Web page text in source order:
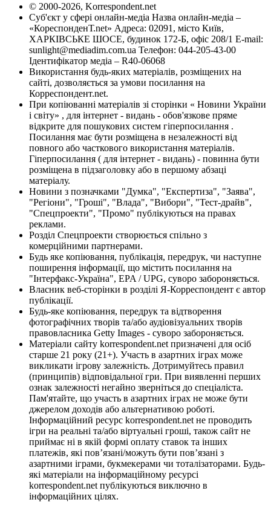
© 2000-2026, Korrespondent.net
Суб'єкт у сфері онлайн-медіа Назва онлайн-медіа –
«КореспонденТ.net» Адреса: 02091, місто Київ,
ХАРКІВСЬКЕ ШОСЕ, будинок 172-Б, офіс 208/1 E-mail:
sunlight@mediadim.com.ua Телефон: 044-205-43-00
Ідентифікатор медіа – R40-06068
Використання будь-яких матеріалів, розміщених на
сайті, дозволяється за умови посилання на
Корреспондент.net.
При копіюванні матеріалів зі сторінки « Новини України
і світу» , для інтернет - видань - обов'язкове пряме
відкрите для пошукових систем гіперпосилання .
Посилання має бути розміщена в незалежності від
повного або часткового використання матеріалів.
Гіперпосилання ( для інтернет - видань) - повинна бути
розміщена в підзаголовку або в першому абзаці
матеріалу.
Новини з позначками "Думка", "Експертиза", "Заява",
"Регіони", "Гроші", "Влада", "Вибори", "Тест-драйв",
"Спецпроекти", "Промо" публікуються на правах
реклами.
Розділ Спецпроекти створюється спільно з
комерційними партнерами.
Будь яке копіювання, публікація, передрук, чи наступне
поширення інформації, що містить посилання на
"Інтерфакс-Україна", EPA / UPG, суворо забороняється.
Власник веб-сторінки в розділі Я-Корреспондент є автор
публікації.
Будь-яке копіювання, передрук та відтворення
фотографічних творів та/або аудіовізуальних творів
правовласника Getty Images - суворо забороняється.
Матеріали сайту korrespondent.net призначені для осіб
старше 21 року (21+). Участь в азартних іграх може
викликати ігрову залежність. Дотримуйтесь правил
(принципів) відповідальної гри. При виявленні перших
ознак залежності негайно зверніться до спеціаліста.
Пам'ятайте, що участь в азартних іграх не може бути
джерелом доходів або альтернативою роботі.
Інформаційний ресурс korrespondent.net не проводить
ігри на реальні та/або віртуальні гроші, також сайт не
приймає ні в якій формі оплату ставок та інших
платежів, які пов’язані/можуть бути пов’язані з
азартними іграми, букмекерами чи тоталізаторами. Будь-
які матеріали на інформаційному ресурсі
korrespondent.net публікуються виключно в
інформаційних цілях.